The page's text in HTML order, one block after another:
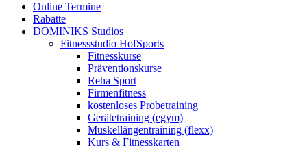
Online Termine
Rabatte
DOMINIKS Studios
Fitnessstudio HofSports
Fitnesskurse
Präventionskurse
Reha Sport
Firmenfitness
kostenloses Probetraining
Gerätetraining (egym)
Muskellängentraining (flexx)
Kurs & Fitnesskarten